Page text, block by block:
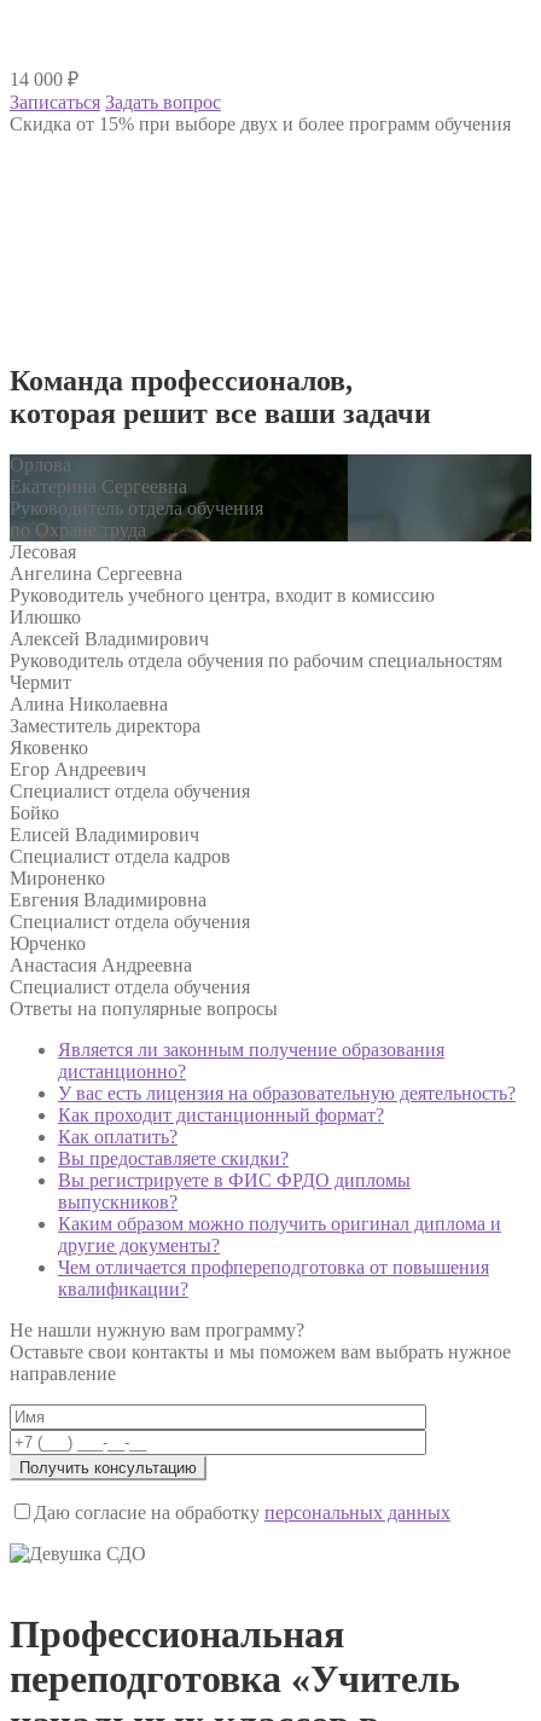
14 000 ₽
Записаться Задать вопрос
Скидка от 15% при выборе двух и более программ обучения
Команда профессионалов,
которая решит все ваши задачи
Орлова
Екатерина Сергеевна
Руководитель отдела обучения
по Охране труда
Лесовая
Ангелина Сергеевна
Руководитель учебного центра, входит в комиссию
Илюшко
Алексей Владимирович
Руководитель отдела обучения по рабочим специальностям
Чермит
Алина Николаевна
Заместитель директора
Яковенко
Егор Андреевич
Специалист отдела обучения
Бойко
Елисей Владимирович
Специалист отдела кадров
Мироненко
Евгения Владимировна
Специалист отдела обучения
Юрченко
Анастасия Андреевна
Специалист отдела обучения
Ответы на популярные вопросы
Является ли законным получение образования
дистанционно?
У вас есть лицензия на образовательную деятельность?
Как проходит дистанционный формат?
Как оплатить?
Вы предоставляете скидки?
Вы регистрируете в ФИС ФРДО дипломы
выпускников?
Каким образом можно получить оригинал диплома и
другие документы?
Чем отличается профпереподготовка от повышения
квалификации?
Не нашли нужную вам программу?
Оставьте свои контакты и мы поможем вам выбрать нужное
направление
Даю согласие на обработку персональных данных
Профессиональная
переподготовка «Учитель